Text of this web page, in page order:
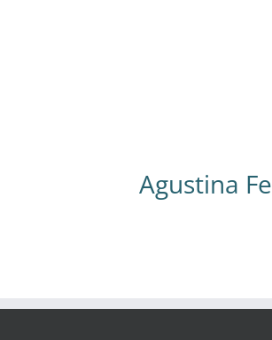
Agustina